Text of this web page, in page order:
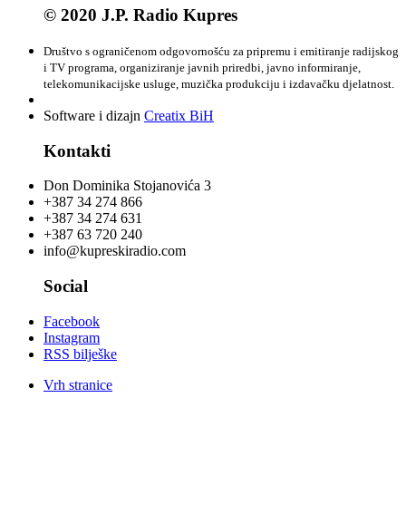
© 2020 J.P. Radio Kupres
Društvo s ograničenom odgovornošću za pripremu i emitiranje radijskog
i TV programa, organiziranje javnih priredbi, javno informiranje,
telekomunikacijske usluge, muzička produkciju i izdavačku djelatnost.
Software i dizajn Creatix BiH
Kontakti
Don Dominika Stojanovića 3
+387 34 274 866
+387 34 274 631
+387 63 720 240
info@kupreskiradio.com
Social
Facebook
Instagram
RSS bilješke
Vrh stranice